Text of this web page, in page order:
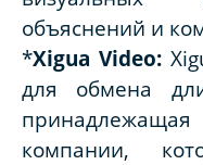
объяснений и
*Xigua Video:
для обмена
компании,